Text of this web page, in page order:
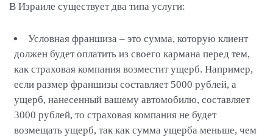
В Израиле существует два типа услуги:
Условная франшиза – это сумма, которую клиент
должен будет оплатить из своего кармана перед тем,
как страховая компания возместит ущерб. Например,
если размер франшизы составляет 5000 рублей, а
ущерб, нанесенный вашему автомобилю, составляет
3000 рублей, то страховая компания не будет
возмещать ущерб, так как сумма ущерба меньше, чем